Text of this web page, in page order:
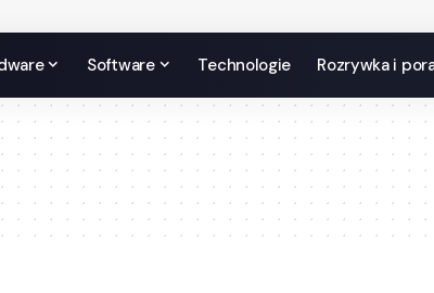
Software Technologie Rozrywka i